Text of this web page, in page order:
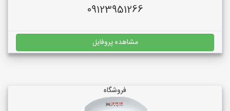
09123951266
مشاهده پروفایل
فروشگاه